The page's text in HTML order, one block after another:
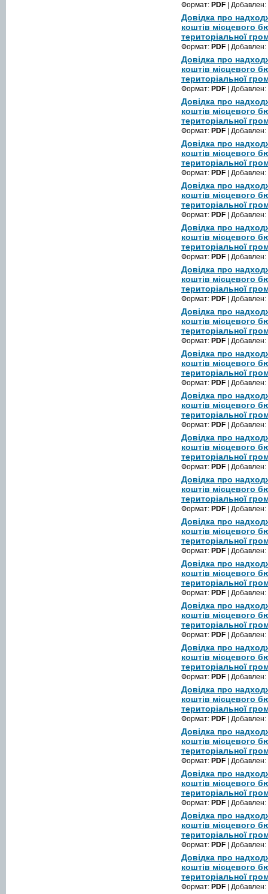
Формат: PDF | Добавлен:
Довідка про
коштів місцевого
територіальної
Формат: PDF | Добавлен:
Довідка про
коштів місцевого
територіальної
Формат: PDF | Добавлен:
Довідка про
коштів місцевого
територіальної
Формат: PDF | Добавлен:
Довідка про
коштів місцевого
територіальної
Формат: PDF | Добавлен:
Довідка про
коштів місцевого
територіальної
Формат: PDF | Добавлен:
Довідка про
коштів місцевого
територіальної
Формат: PDF | Добавлен:
Довідка про
коштів місцевого
територіальної
Формат: PDF | Добавлен:
Довідка про
коштів місцевого
територіальної
Формат: PDF | Добавлен:
Довідка про
коштів місцевого
територіальної
Формат: PDF | Добавлен:
Довідка про
коштів місцевого
територіальної
Формат: PDF | Добавлен:
Довідка про
коштів місцевого
територіальної
Формат: PDF | Добавлен:
Довідка про
коштів місцевого
територіальної
Формат: PDF | Добавлен:
Довідка про
коштів місцевого
територіальної
Формат: PDF | Добавлен:
Довідка про
коштів місцевого
територіальної
Формат: PDF | Добавлен:
Довідка про
коштів місцевого
територіальної
Формат: PDF | Добавлен:
Довідка про
коштів місцевого
територіальної
Формат: PDF | Добавлен:
Довідка про
коштів місцевого
територіальної
Формат: PDF | Добавлен:
Довідка про
коштів місцевого
територіальної
Формат: PDF | Добавлен:
Довідка про
коштів місцевого
територіальної
Формат: PDF | Добавлен:
Довідка про
коштів місцевого
територіальної
Формат: PDF | Добавлен:
Довідка про
коштів місцевого
територіальної
Формат: PDF | Добавлен: